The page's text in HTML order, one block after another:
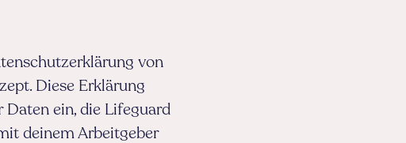
von
Diese Erklärung
Daten ein, die Lifeguard
deinem Arbeitgeber